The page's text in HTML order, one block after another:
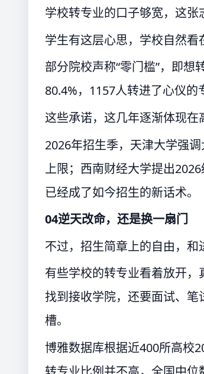
学校转专业的口子够宽，这张
学生有这层心思，学校自然看
部分院校声称“零门槛”，即
80.4%，1157人转进了心仪的
这些承诺，这几年逐渐体现在
2026年招生季，天津大学强
上限；西南财经大学提出
已经成了如今招生的新话术。
04逆天改命，还是换一扇门
不过，招生简章上的自由，和
有些学校的转专业看着放开
找到接收学院，还要面试、
槽。
博雅数据库根据近400所高校